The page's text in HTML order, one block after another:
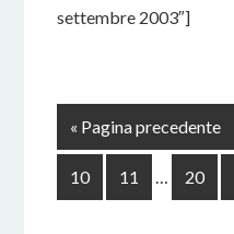
settembre 2003″]
« Pagina precedente
10 11 … 20